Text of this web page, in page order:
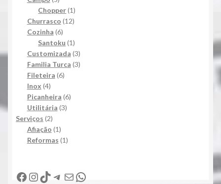
produtos
Chopper 11
produto
Churrasco 1212
Cozinha 66
produtos
Santoku 11
produto
Customizada 33
produtos
Familia Turca 33
Fileteira 66
Inox 44
produtos
Picanheira 66
Utilitária 33
Serviços 22
produtos
Afiação 11
produto
Reformas 11
Facebook
Instagram
TikTok
Telegram
E-mailWhatsApp